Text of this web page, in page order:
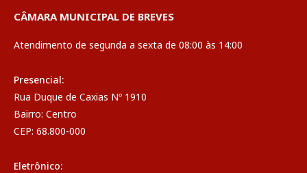
CÂMARA MUNICIPAL DE BREVES
Atendimento de segunda a sexta de 08:00 às 14:00
Presencial:
Rua Duque de Caxias Nº 1910
Bairro: Centro
CEP: 68.800-000
Eletrônico: